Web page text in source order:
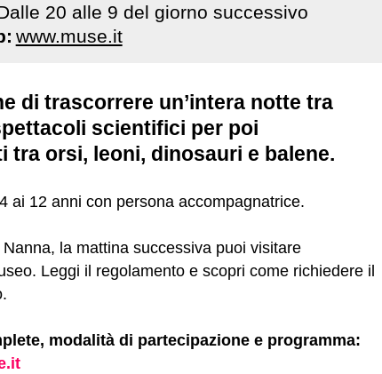
20 alle 9 del giorno successivo
www.muse.it
di trascorrere un’intera notte tra
scientifici per poi
tra orsi, leoni, dinosauri e balene.
ai 12 anni con persona accompagnatrice.
la mattina successiva puoi visitare
Leggi il regolamento e scopri come richiedere il
modalità di partecipazione e programma: